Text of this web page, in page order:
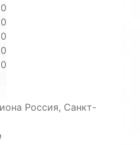
Россия, Санкт-